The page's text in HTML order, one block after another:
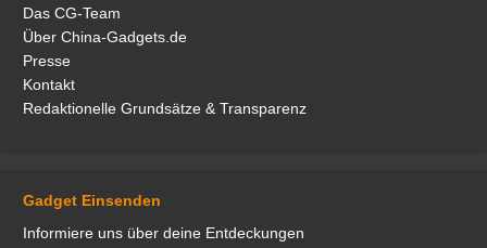
Das CG-Team
Über China-Gadgets.de
Presse
Kontakt
Redaktionelle Grundsätze & Transparenz
Gadget Einsenden
Informiere uns über deine Entdeckungen